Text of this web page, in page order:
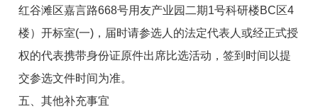
红谷滩区嘉言路668号用友产业园二期1号科研楼BC区4
楼）开标室(一)，届时请参选人的法定代表人或经正式授
权的代表携带身份证原件出席比选活动，签到时间以提
交参选文件时间为准。
五 、其他补充事宜